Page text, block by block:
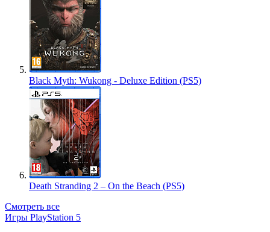
Black Myth: Wukong - Deluxe Edition (PS5)
Death Stranding 2 – On the Beach (PS5)
Смотреть все
Игры PlayStation 5